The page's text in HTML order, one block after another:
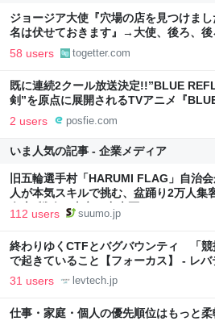
ジョージア大使『穴場の店を見つけま
名は伏せておきます』→大使、後ろ、後
58 users togetter.com
既に連続2クール放送決定!!”BLUE
剣”を原点に展開されるTVアニメ『
2 users posfie.com
いま人気の記事 - 企業メディア
旧五輪選手村「HARUMI FLAG」自治
人が本気スキルで挑む、盆踊り2万人集
向上”戦略 東京・中央区
112 users suumo.jp
終わりゆくCTFとバグバウンティ 「競
で起きていること【フォーカス】 - レ
31 users levtech.jp
仕事・家庭・個人の優先順位はもっと